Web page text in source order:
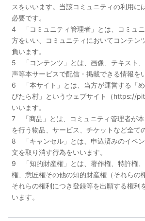
スをいいます。当該コミュニティの利用に
必要です。
4 「コミュニティ管理者」とは、コミュ
方をいい、コミュニティにおいてコンテン
負います。
5 「コンテンツ」とは、画像、テキスト
声等本サービスで配信・掲載できる情報を
6 「本サイト」とは、当方が運営する「
ぴたら村」というウェブサイト（https://
いいます。
7 「商品」とは、コミュニティ管理者が
を行う物品、サービス、チケットなど全て
8 「キャンセル」とは、申込済みのイベ
文を取り消す行為をいいます。
9 「知的財産権」とは、著作権、特許権
権、意匠権その他の知的財産権（それらの
それらの権利につき登録等を出願する権利
います。